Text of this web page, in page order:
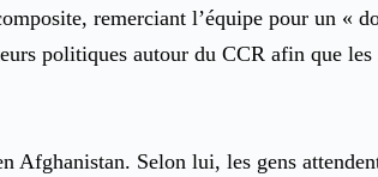
remerciant l’équipe pour un «
politiques autour du CCR afin que les
Selon lui, les gens